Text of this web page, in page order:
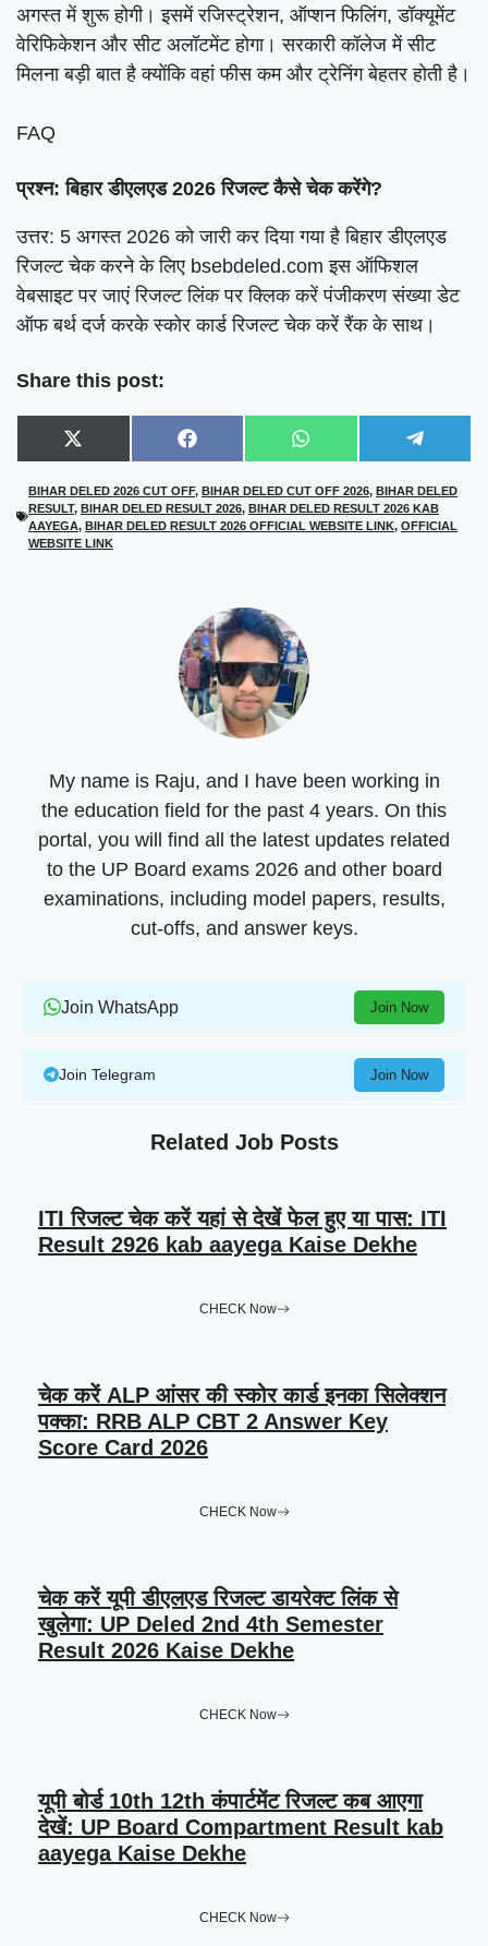
अगस्त में शुरू होगी। इसमें रजिस्ट्रेशन, ऑप्शन फिलिंग, डॉक्यूमेंट
वेरिफिकेशन और सीट अलॉटमेंट होगा। सरकारी कॉलेज में सीट
मिलना बड़ी बात है क्योंकि वहां फीस कम और ट्रेनिंग बेहतर होती है।
FAQ
प्रश्न: बिहार डीएलएड 2026 रिजल्ट कैसे चेक करेंगे?
उत्तर: 5 अगस्त 2026 को जारी कर दिया गया है बिहार डीएलएड
रिजल्ट चेक करने के लिए bsebdeled.com इस ऑफिशल
वेबसाइट पर जाएं रिजल्ट लिंक पर क्लिक करें पंजीकरण संख्या डेट
ऑफ बर्थ दर्ज करके स्कोर कार्ड रिजल्ट चेक करें रैंक के साथ।
Share this post:
Share
on
X
(
w
i
t
t
Share
on
F
a
e
b
o
Share
on
W
h
t
s
A
Share
on
e
e
g
r
BIHAR DELED 2026 CUT OFF, BIHAR DELED CUT OFF 2026, BIHAR DELED
RESULT, BIHAR DELED RESULT 2026, BIHAR DELED RESULT 2026 KAB
AAYEGA, BIHAR DELED RESULT 2026 OFFICIAL WEBSITE LINK, OFFICIAL
WEBSITE LINK
My name is Raju, and I have been working in
the education field for the past 4 years. On this
portal, you will find all the latest updates related
to the UP Board exams 2026 and other board
examinations, including model papers, results,
cut-offs, and answer keys.
Join WhatsApp Join Now
Join Telegram Join Now
Related Job Posts
ITI रिजल्ट चेक करें यहां से देखें फेल हुए या पास: ITI
Result 2926 kab aayega Kaise Dekhe
CHECK Now
चेक करें ALP आंसर की स्कोर कार्ड इनका सिलेक्शन
पक्का: RRB ALP CBT 2 Answer Key
Score Card 2026
CHECK Now
चेक करें यूपी डीएलएड रिजल्ट डायरेक्ट लिंक से
खुलेगा: UP Deled 2nd 4th Semester
Result 2026 Kaise Dekhe
CHECK Now
यूपी बोर्ड 10th 12th कंपार्टमेंट रिजल्ट कब आएगा
देखें: UP Board Compartment Result kab
aayega Kaise Dekhe
CHECK Now